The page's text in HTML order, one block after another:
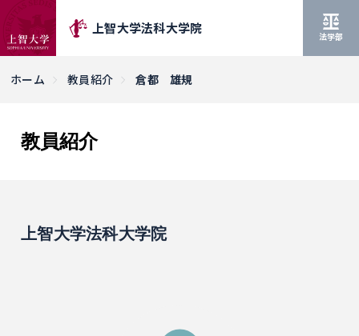
上智大学法科大学院 法学部
ホーム 教員紹介 倉都 雄規
教員紹介
上智大学法科大学院